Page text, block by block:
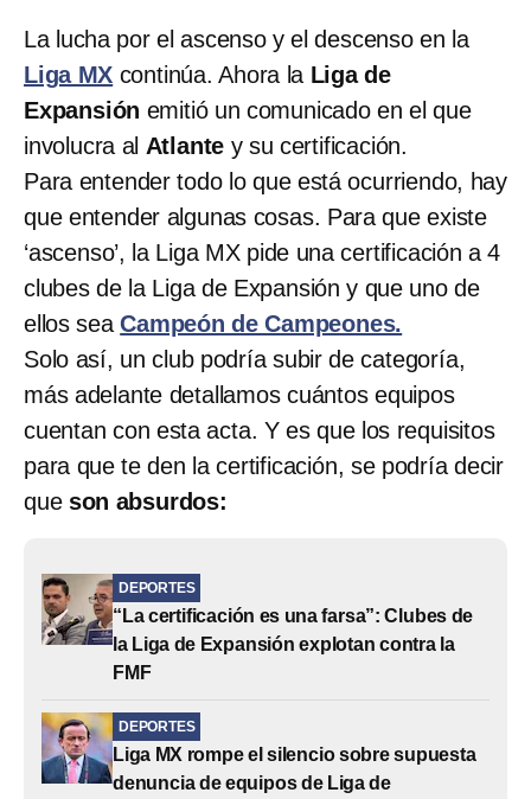
La lucha por el ascenso y el descenso en la
Liga MX continúa. Ahora la Liga de
Expansión emitió un comunicado en el que
involucra al Atlante y su certificación.
Para entender todo lo que está ocurriendo, hay
que entender algunas cosas. Para que existe
‘ascenso’, la Liga MX pide una certificación a 4
clubes de la Liga de Expansión y que uno de
ellos seaCampeón de Campeones.
Solo así, un club podría subir de categoría,
más adelante detallamos cuántos equipos
cuentan con esta acta. Y es que los requisitos
para que te den la certificación, se podría decir
que son absurdos:
DEPORTES
“La certificación es una farsa”: Clubes de
la Liga de Expansión explotan contra la
FMF
DEPORTES
Liga MX rompe el silencio sobre supuesta
denuncia de equipos de Liga de